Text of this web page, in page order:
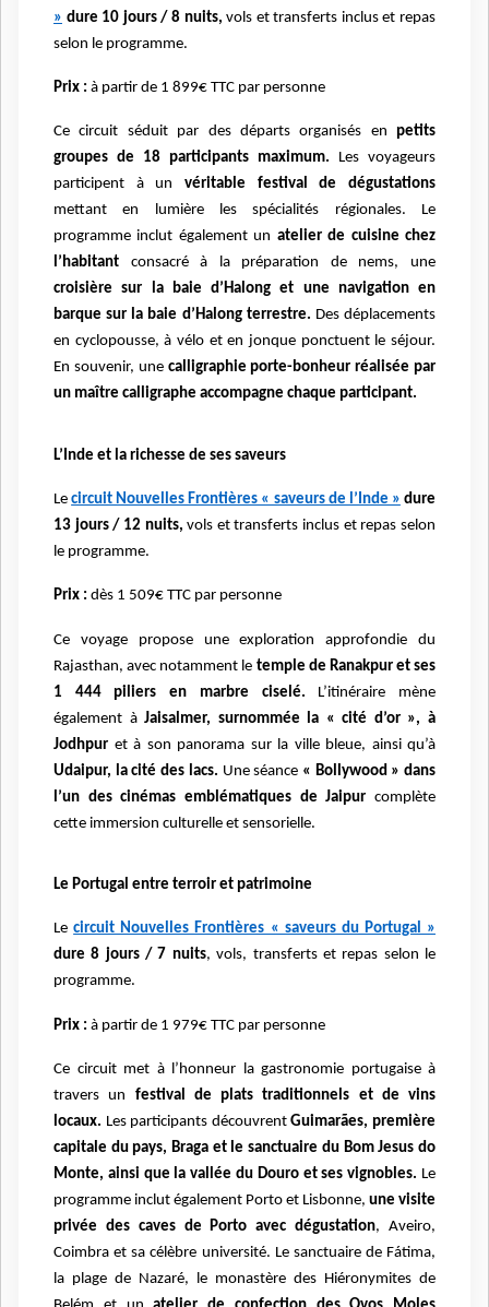
» dure 10 jours / 8 nuits, vols et transferts inclus et repas
selon le programme.
Prix : à partir de 1 899€ TTC par personne
Ce circuit séduit par des départs organisés en petits
groupes de 18 participants maximum. Les voyageurs
participent à un véritable festival de dégustations
mettant en lumière les spécialités régionales. Le
programme inclut également un atelier de cuisine chez
l’habitant consacré à la préparation de nems, une
croisière sur la baie d’Halong et une navigation en
barque sur la baie d’Halong terrestre. Des déplacements
en cyclopousse, à vélo et en jonque ponctuent le séjour.
En souvenir, une calligraphie porte-bonheur réalisée par
un maître calligraphe accompagne chaque participant.
L’Inde et la richesse de ses saveurs
Lecircuit Nouvelles Frontières « saveurs de l’Inde » dure
13 jours / 12 nuits, vols et transferts inclus et repas selon
le programme.
Prix : dès 1 509€ TTC par personne
Ce voyage propose une exploration approfondie du
Rajasthan, avec notamment le temple de Ranakpur et ses
1 444 piliers en marbre ciselé. L’itinéraire mène
également àJaisalmer, surnommée la « cité d’or », à
Jodhpur et à son panorama sur la ville bleue, ainsi qu’à
Udaipur, la cité des lacs. Une séance « Bollywood » dans
l’un des cinémas emblématiques de Jaipur complète
cette immersion culturelle et sensorielle.
Le Portugal entre terroir et patrimoine
Lecircuit Nouvelles Frontières « saveurs du Portugal »
dure 8 jours / 7 nuits, vols, transferts et repas selon le
programme.
Prix : à partir de 1 979€ TTC par personne
Ce circuit met à l’honneur la gastronomie portugaise à
travers un festival de plats traditionnels et de vins
locaux. Les participants découvrentGuimarães, première
capitale du pays, Braga et le sanctuaire du Bom Jesus do
Monte, ainsi que la vallée du Douro et ses vignobles. Le
programme inclut également Porto et Lisbonne, une visite
privée des caves de Porto avec dégustation, Aveiro,
Coimbra et sa célèbre université. Le sanctuaire de Fátima,
la plage de Nazaré, le monastère des Hiéronymites de